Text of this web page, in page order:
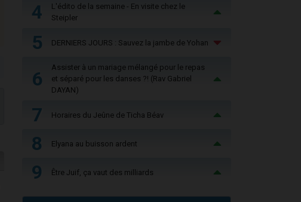
4
L'édito de la semaine - En visite chez le
Steipler
5 DERNIERS JOURS : Sauvez la jambe de Yohan
6
Assister à un mariage mélangé pour le repas
et séparé pour les danses ?! (Rav Gabriel
DAYAN)
7 Horaires du Jeûne de Ticha Béav
8 Elyana au buisson ardent
9 Être Juif, ça vaut des milliards